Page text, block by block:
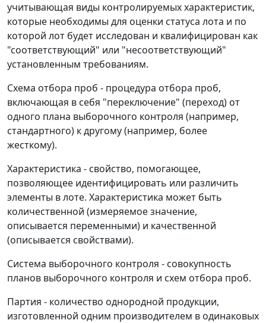
учитывающая виды контролируемых характеристик,
которые необходимы для оценки статуса лота и по
которой лот будет исследован и квалифицирован как
"соответствующий" или "несоответствующий"
установленным требованиям.
Схема отбора проб - процедура отбора проб,
включающая в себя "переключение" (переход) от
одного плана выборочного контроля (например,
стандартного) к другому (например, более
жесткому).
Характеристика - свойство, помогающее,
позволяющее идентифицировать или различить
элементы в лоте. Характеристика может быть
количественной (измеряемое значение,
описывается переменными) и качественной
(описывается свойствами).
Система выборочного контроля - совокупность
планов выборочного контроля и схем отбора проб.
Партия - количество однородной продукции,
изготовленной одним производителем в одинаковых